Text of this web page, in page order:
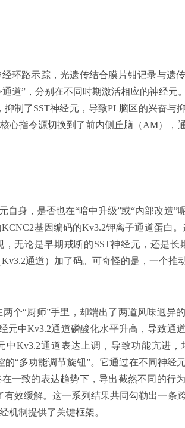
环路示踪，光遗传结合膜片钳记录与遗
道”，分别在不同时期激活相应的神经元
制了SST神经元，导致PL脑区的兴奋与
心指令源切换到了前内侧丘脑（AM），
身，是否也在“暗中升级”或“内部改造”
基因编码的Kv3.2钾离子通道蛋白。
无论是早期戒断的SST神经元，还是长
通道）加了码。可奇怪的是，一个推
个“厨师”手里，却端出了两道风味迥异
中Kv3.2通道磷酸化水平升高，导致通
Kv3.2通道表达上调，导致功能亢进，
“多功能调节旋钮”。它通过在不同神经
一致的表达趋势下，导出截然不同的行
效缓解。这一系列结果共同勾勒出一条
制提供了关键框架。